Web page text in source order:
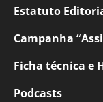
Estatuto
Campanha
Ficha técnica e
Podcasts